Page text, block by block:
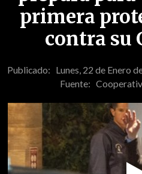
primera
contra su
Publicado: Lunes, 22 de Enero
Fuente: